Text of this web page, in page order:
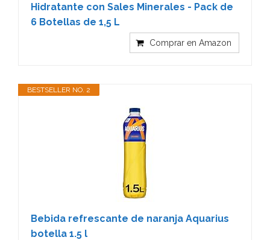
Hidratante con Sales Minerales - Pack de
6 Botellas de 1,5 L
Comprar en Amazon
BESTSELLER NO. 2
Bebida refrescante de naranja Aquarius
botella 1.5 l